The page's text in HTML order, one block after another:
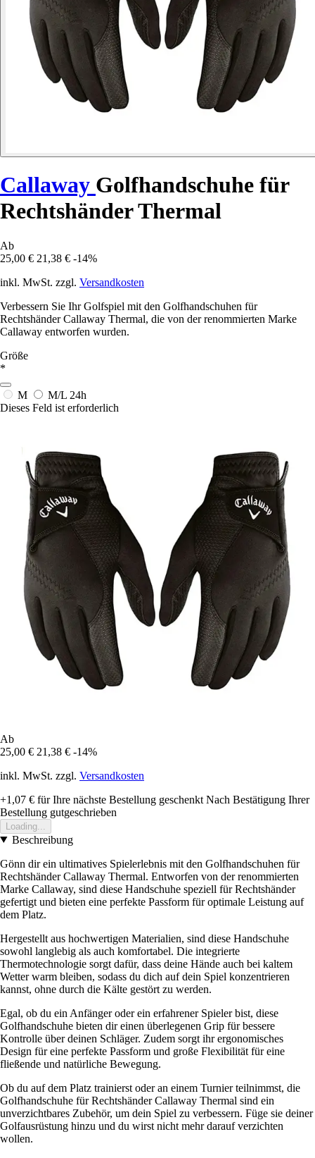
Callaway Golfhandschuhe für
Rechtshänder Thermal
Ab
25,00 € 21,38 € -14%
inkl. MwSt. zzgl. Versandkosten
Verbessern Sie Ihr Golfspiel mit den Golfhandschuhen für
Rechtshänder Callaway Thermal, die von der renommierten Marke
Callaway entworfen wurden.
Größe
*
M M/L 24h
Dieses Feld ist erforderlich
Ab
25,00 € 21,38 € -14%
inkl. MwSt. zzgl. Versandkosten
+1,07 € für Ihre nächste Bestellung geschenkt Nach Bestätigung Ihrer
Bestellung gutgeschrieben
Loading...
Beschreibung
Gönn dir ein ultimatives Spielerlebnis mit den Golfhandschuhen für
Rechtshänder Callaway Thermal. Entworfen von der renommierten
Marke Callaway, sind diese Handschuhe speziell für Rechtshänder
gefertigt und bieten eine perfekte Passform für optimale Leistung auf
dem Platz.
Hergestellt aus hochwertigen Materialien, sind diese Handschuhe
sowohl langlebig als auch komfortabel. Die integrierte
Thermotechnologie sorgt dafür, dass deine Hände auch bei kaltem
Wetter warm bleiben, sodass du dich auf dein Spiel konzentrieren
kannst, ohne durch die Kälte gestört zu werden.
Egal, ob du ein Anfänger oder ein erfahrener Spieler bist, diese
Golfhandschuhe bieten dir einen überlegenen Grip für bessere
Kontrolle über deinen Schläger. Zudem sorgt ihr ergonomisches
Design für eine perfekte Passform und große Flexibilität für eine
fließende und natürliche Bewegung.
Ob du auf dem Platz trainierst oder an einem Turnier teilnimmst, die
Golfhandschuhe für Rechtshänder Callaway Thermal sind ein
unverzichtbares Zubehör, um dein Spiel zu verbessern. Füge sie deiner
Golfausrüstung hinzu und du wirst nicht mehr darauf verzichten
wollen.